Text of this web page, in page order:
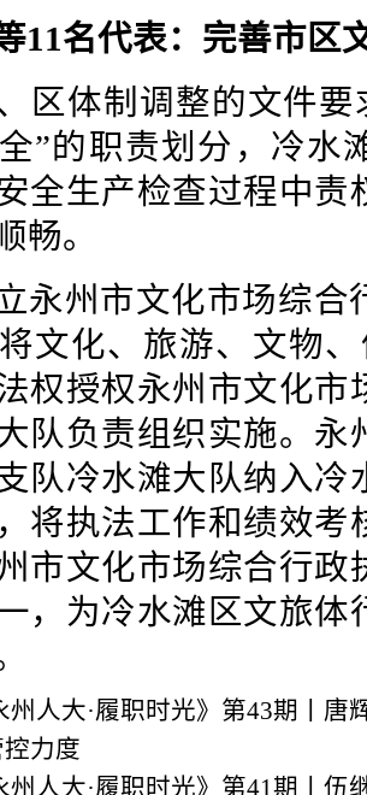
11名代表： 完善市区
区体制调整的文件要
”的职责划分，冷水
全生产检查过程中责
畅。
永州市文化市场综合
文化、旅游、文物
权授权永州市文化市
队负责组织实施。永
队冷水滩大队纳入冷
将执法工作和绩效考
市文化市场综合行政
，为冷水滩区文旅体
州人大·履职时光》第43期丨
力度
州人大·履职时光》第41期丨